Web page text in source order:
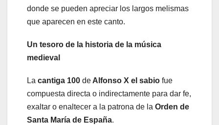
donde se pueden apreciar los largos melismas
que aparecen en este canto.
Un tesoro de la historia de la música
medieval
La cantiga 100 de Alfonso X el sabio fue
compuesta directa o indirectamente para dar fe,
exaltar o enaltecer a la patrona de la Orden de
Santa María de España.